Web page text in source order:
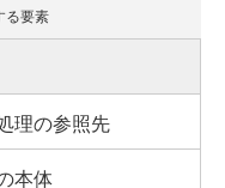
る要素
理の参照先
本体